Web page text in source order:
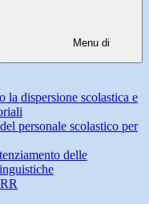
Menu di
dispersione scolastica e
personale scolastico per
delle